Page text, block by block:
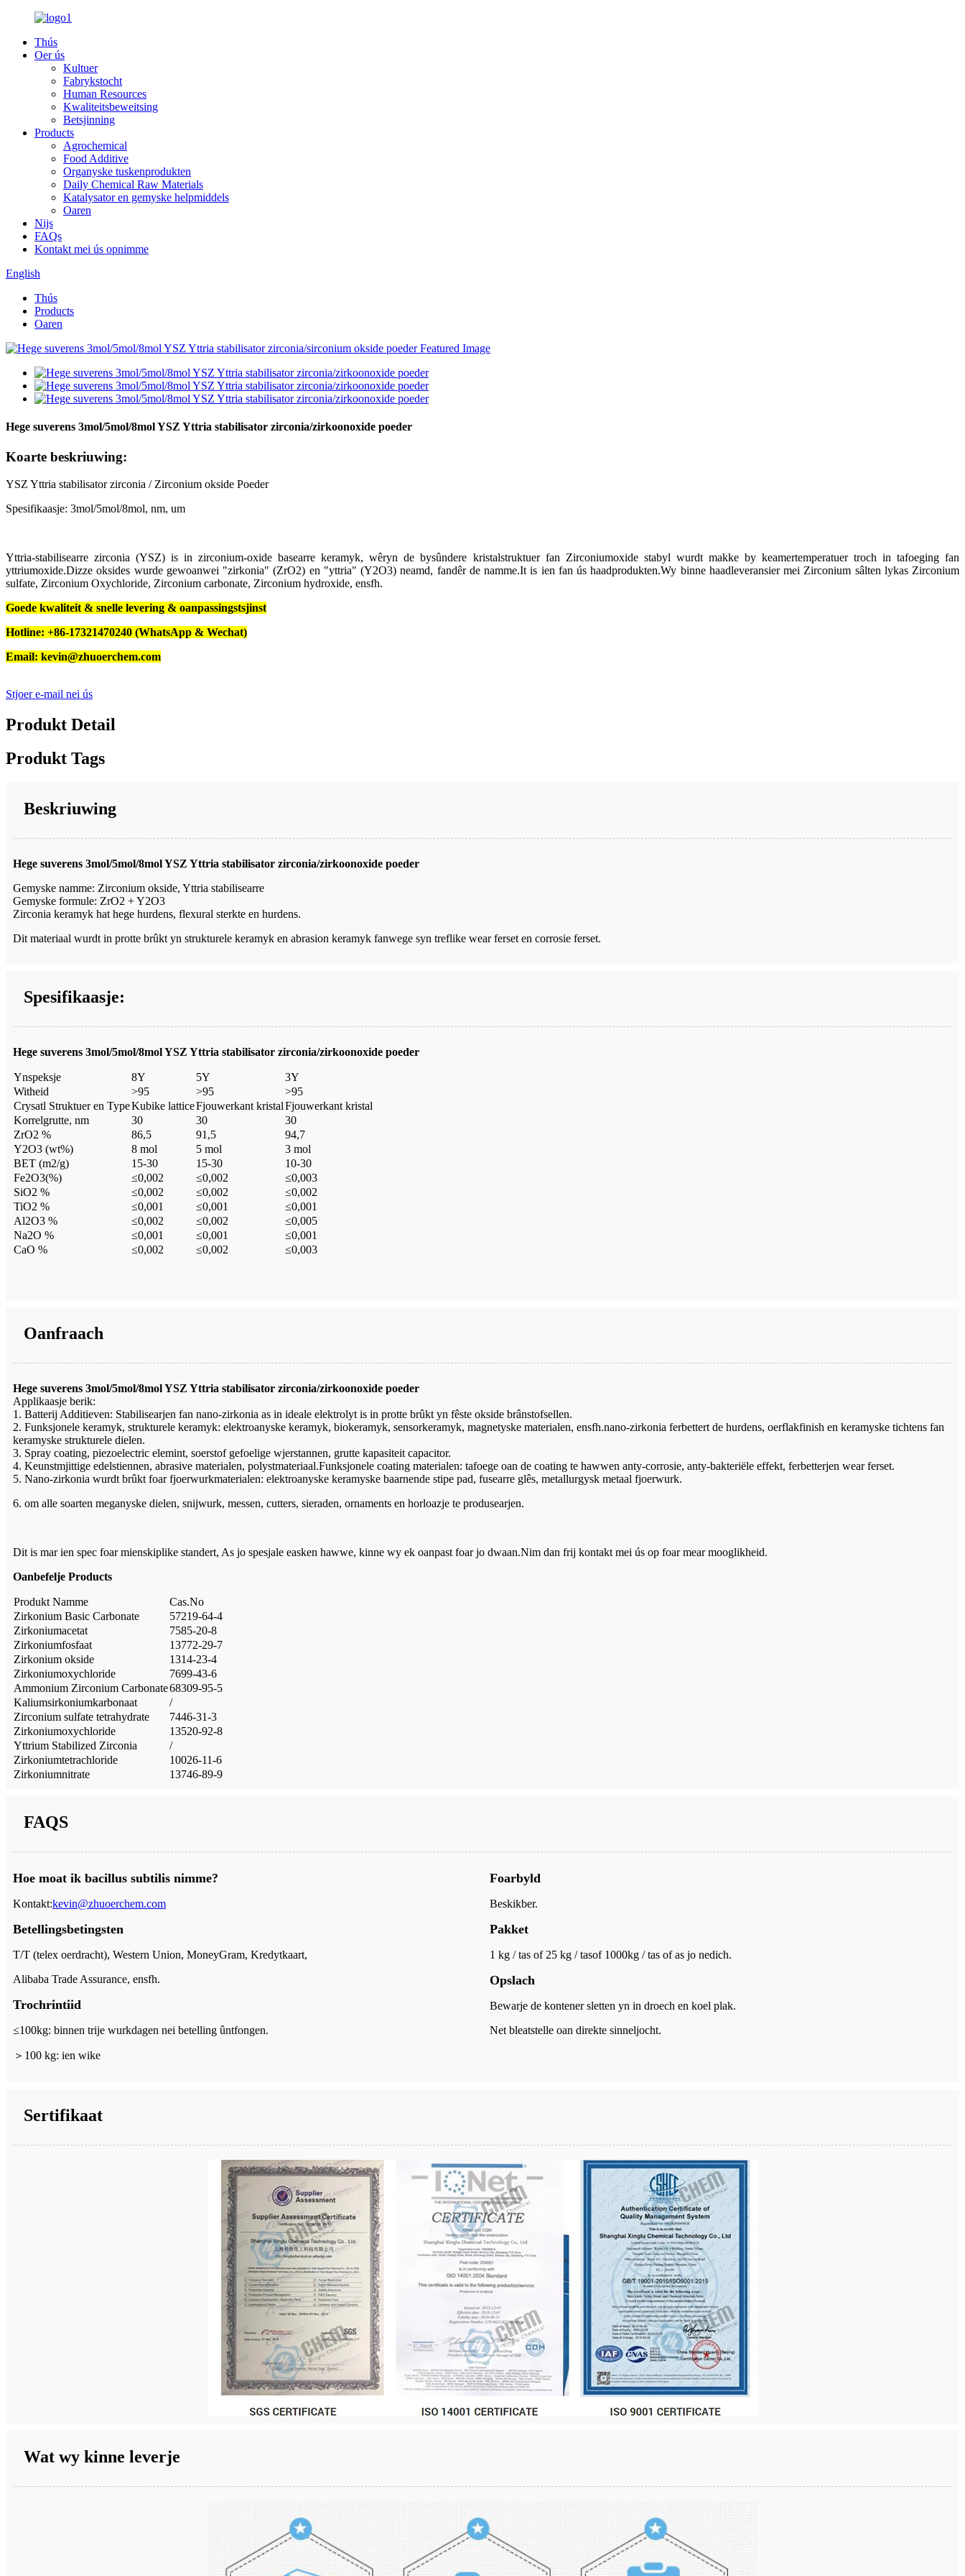
Thús
Oer ús
Kultuer
Fabrykstocht
Human Resources
Kwaliteitsbeweitsing
Betsjinning
Products
Agrochemical
Food Additive
Organyske tuskenprodukten
Daily Chemical Raw Materials
Katalysator en gemyske helpmiddels
Oaren
Nijs
FAQs
Kontakt mei ús opnimme
English
Thús
Products
Oaren
Hege suverens 3mol/5mol/8mol YSZ Yttria stabilisator zirconia/zirkoonoxide poeder
Koarte beskriuwing:
YSZ Yttria stabilisator zirconia / Zirconium okside Poeder
Spesifikaasje: 3mol/5mol/8mol, nm, um
Yttria-stabilisearre zirconia (YSZ) is in zirconium-oxide basearre keramyk, wêryn de bysûndere kristalstruktuer fan Zirconiumoxide stabyl wurdt makke by keamertemperatuer troch in tafoeging fan
yttriumoxide.Dizze oksides wurde gewoanwei "zirkonia" (ZrO2) en "yttria" (Y2O3) neamd, fandêr de namme.It is ien fan ús haadprodukten.Wy binne haadleveransier mei Zirconium sâlten lykas Zirconium
sulfate, Zirconium Oxychloride, Zirconium carbonate, Zirconium hydroxide, ensfh.
Goede kwaliteit & snelle levering & oanpassingstsjinst
Hotline: +86-17321470240 (WhatsApp & Wechat)
Email: kevin@zhuoerchem.com
Stjoer e-mail nei ús
Produkt Detail
Produkt Tags
Beskriuwing
Hege suverens 3mol/5mol/8mol YSZ Yttria stabilisator zirconia/zirkoonoxide poeder
Gemyske namme: Zirconium okside, Yttria stabilisearre
Gemyske formule: ZrO2 + Y2O3
Zirconia keramyk hat hege hurdens, flexural sterkte en hurdens.
Dit materiaal wurdt in protte brûkt yn strukturele keramyk en abrasion keramyk fanwege syn treflike wear ferset en corrosie ferset.
Spesifikaasje:
Hege suverens 3mol/5mol/8mol YSZ Yttria stabilisator zirconia/zirkoonoxide poeder
Ynspeksje 8Y 5Y
3Y
Witheid
>95 >95
>95
Crysatl Struktuer en TypeKubike latticeFjouwerkant kristalFjouwerkant kristal
Korrelgrutte, nm
30 30
30
ZrO2 %
86,5 91,5
94,7
Y2O3 (wt%)
8 mol 5 mol
3 mol
BET (m2/g)
15-30 15-30
10-30
Fe2O3(%)
≤0,002 ≤0,002
≤0,003
SiO2 %
≤0,002 ≤0,002
≤0,002
TiO2 %
≤0,001 ≤0,001
≤0,001
Al2O3 %
≤0,002 ≤0,002
≤0,005
Na2O %
≤0,001 ≤0,001
≤0,001
CaO %
≤0,002 ≤0,002 ≤0,003
Oanfraach
Hege suverens 3mol/5mol/8mol YSZ Yttria stabilisator zirconia/zirkoonoxide poeder
Applikaasje berik:
1. Batterij Additieven: Stabilisearjen fan nano-zirkonia as in ideale elektrolyt is in protte brûkt yn fêste okside brânstofsellen.
2. Funksjonele keramyk, strukturele keramyk: elektroanyske keramyk, biokeramyk, sensorkeramyk, magnetyske materialen, ensfh.nano-zirkonia ferbettert de hurdens, oerflakfinish en keramyske tichtens fan
keramyske strukturele dielen.
3. Spray coating, piezoelectric elemint, soerstof gefoelige wjerstannen, grutte kapasiteit capacitor.
4. Keunstmjittige edelstiennen, abrasive materialen, polystmateriaal.Funksjonele coating materialen: tafoege oan de coating te hawwen anty-corrosie, anty-bakteriële effekt, ferbetterjen wear ferset.
5. Nano-zirkonia wurdt brûkt foar fjoerwurkmaterialen: elektroanyske keramyske baarnende stipe pad, fusearre glês, metallurgysk metaal fjoerwurk.
6. om alle soarten meganyske dielen, snijwurk, messen, cutters, sieraden, ornaments en horloazje te produsearjen.
Dit is mar ien spec foar mienskiplike standert, As jo ​​spesjale easken hawwe, kinne wy ​​​​ek oanpast foar jo dwaan.Nim dan frij kontakt mei ús op foar mear mooglikheid.
Oanbefelje Products
Produkt Namme
Cas.No
Zirkonium Basic Carbonate
57219-64-4
Zirkoniumacetat
7585-20-8
Zirkoniumfosfaat
13772-29-7
Zirkonium okside
1314-23-4
Zirkoniumoxychloride
7699-43-6
Ammonium Zirconium Carbonate68309-95-5
Kaliumsirkoniumkarbonaat
/
Zirconium sulfate tetrahydrate
7446-31-3
Zirkoniumoxychloride
13520-92-8
Yttrium Stabilized Zirconia
/
Zirkoniumtetrachloride
10026-11-6
Zirkoniumnitrate
13746-89-9
FAQS
Hoe moat ik bacillus subtilis nimme?
Kontakt:kevin@zhuoerchem.com
Betellingsbetingsten
T/T (telex oerdracht), Western Union, MoneyGram, Kredytkaart,
Alibaba Trade Assurance, ensfh.
Trochrintiid
≤100kg: binnen trije wurkdagen nei betelling ûntfongen.
＞ 100 kg: ien wike
Foarbyld
Beskikber.
Pakket
1 kg / tas of 25 kg / tasof 1000kg / tas of as jo nedich.
Opslach
Bewarje de kontener sletten yn in droech en koel plak.
Net bleatstelle oan direkte sinneljocht.
Sertifikaat
Wat wy kinne leverje